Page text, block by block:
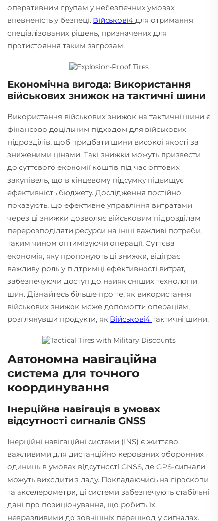
оперативним групам у небезпечних умовах
впевненість у безпеці. Військові4 для отримання
спеціалізованих рішень, призначених для
протистояння таким загрозам.
Економічна вигода: Використання
військових знижок на тактичні шини
Використання військових знижок на тактичні шини є
фінансово доцільним підходом для військових
підрозділів, щоб придбати шини високої якості за
зниженими цінами. Такі знижки можуть призвести
до суттєвого економії коштів під час оптових
закупівель, що в кінцевому підсумку підвищує
ефективність бюджету. Дослідження постійно
показують, що ефективне управління витратами
через ці знижки дозволяє військовим підрозділам
перерозподіляти ресурси на інші важливі потреби,
таким чином оптимізуючи операції. Суттєва
економія, яку пропонують ці знижки, відіграє
важливу роль у підтримці ефективності витрат,
забезпечуючи доступ до найякісніших технологій
шин. Дізнайтесь більше про те, як використання
військових знижок може допомогти операціям,
розглянувши продукти, як Військові4 тактичні шини.
Автономна навігаційна
система для точного
координування
Інерційна навігація в умовах
відсутності сигналів GNSS
Інерційні навігаційні системи (INS) є життєво
важливими для дистанційно керованих оборонних
одиниць в умовах відсутності GNSS, де GPS-сигнали
можуть виходити з ладу. Покладаючись на гіроскопи
та акселерометри, ці системи забезпечують стабільні
дані про позиціонування, що робить їх
невразливими до зовнішніх перешкод у сигналах.